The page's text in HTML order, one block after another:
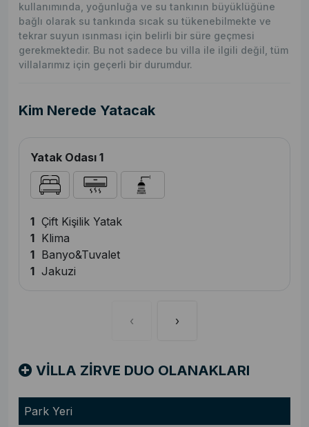
kullanımında, yoğunluğa ve su tankının büyüklüğüne
bağlı olarak su tankında sıcak su tükenebilmekte ve
tekrar suyun ısınması için belirli bir süre geçmesi
gerekmektedir. Bu not sadece bu villa ile ilgili değil, tüm
villalarımız için geçerli bir durumdur.
Kim Nerede Yatacak
Yatak Odası 1
1 Çift Kişilik Yatak
1 Klima
1 Banyo&Tuvalet
1 Jakuzi
‹ ›
VİLLA ZİRVE DUO OLANAKLARI
Park Yeri